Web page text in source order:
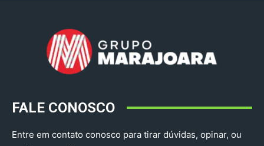
FALE CONOSCO
Entre em contato conosco para tirar dúvidas, opinar, ou